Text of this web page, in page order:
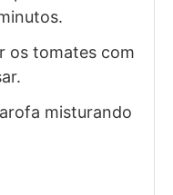
os tomates com
misturando